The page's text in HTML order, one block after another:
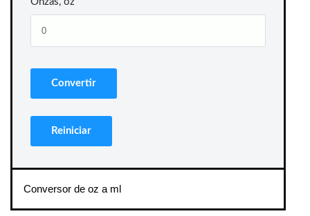
Conversor de oz a ml